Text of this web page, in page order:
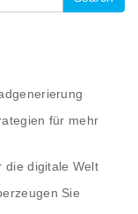
für mehr
die digitale Welt
Sie